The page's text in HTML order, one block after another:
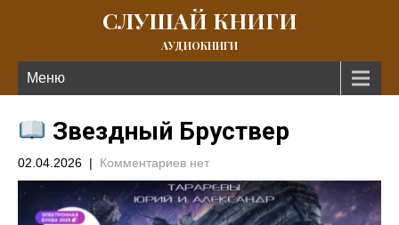
СЛУШАЙ КНИГИ
АУДИОКНИГИ
Меню
Звездный Бруствер
02.04.2026 | Комментариев нет